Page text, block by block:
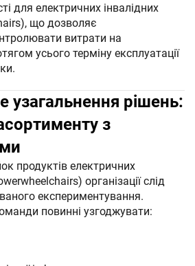
для електричних інвалідних
що дозволяє
витрати на
усього терміну експлуатації
узагальнення рішень:
з
продуктів електричних
організації слід
експериментування.
повинні узгоджувати: